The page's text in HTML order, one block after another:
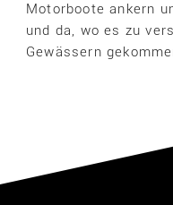
Motorboote ankern
und da, wo es zu
Gewässern